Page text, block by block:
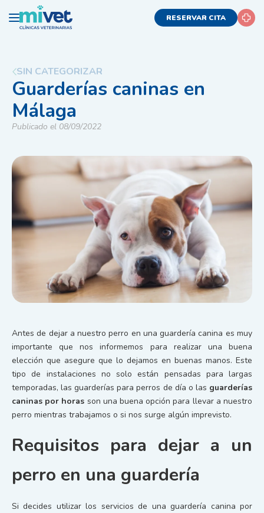
RESERVAR CITA
SIN CATEGORIZAR
Guarderías caninas en
Málaga
Publicado el 08/09/2022
Antes de dejar a nuestro perro en una guardería canina es muy
importante que nos informemos para realizar una buena
elección que asegure que lo dejamos en buenas manos. Este
tipo de instalaciones no solo están pensadas para largas
temporadas, las guarderías para perros de día o las guarderías
caninas por horas son una buena opción para llevar a nuestro
perro mientras trabajamos o si nos surge algún imprevisto.
Requisitos para dejar a un
perro en una guardería
Si decides utilizar los servicios de una guardería canina por